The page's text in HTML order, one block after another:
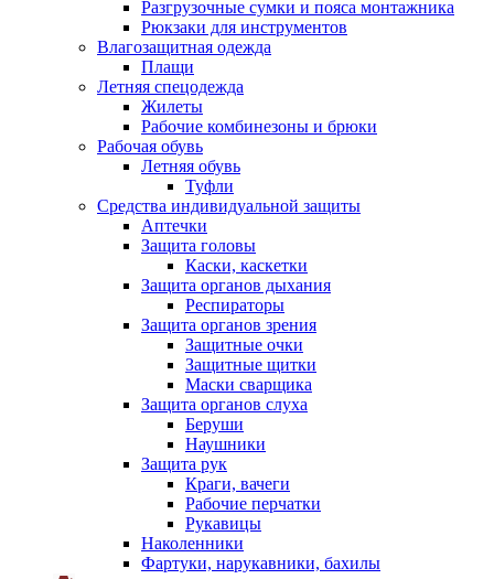
Разгрузочные сумки и пояса монтажника
Рюкзаки для инструментов
Влагозащитная одежда
Плащи
Летняя спецодежда
Жилеты
Рабочие комбинезоны и брюки
Рабочая обувь
Летняя обувь
Туфли
Средства индивидуальной защиты
Аптечки
Защита головы
Каски, каскетки
Защита органов дыхания
Респираторы
Защита органов зрения
Защитные очки
Защитные щитки
Маски сварщика
Защита органов слуха
Беруши
Наушники
Защита рук
Краги, вачеги
Рабочие перчатки
Рукавицы
Наколенники
Фартуки, нарукавники, бахилы